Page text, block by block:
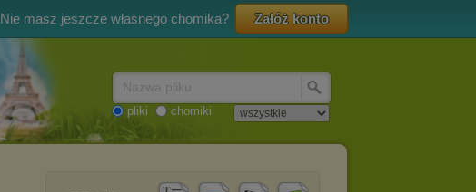
Nie masz jeszcze własnego chomika? Załóż konto
pliki chomiki